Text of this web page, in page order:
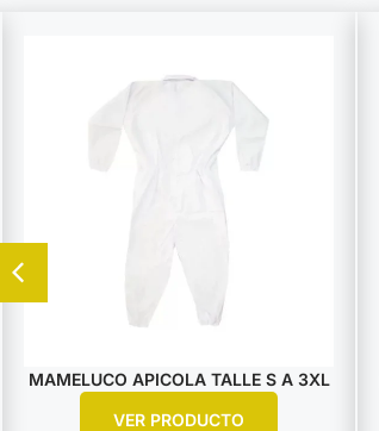
MAMELUCO APICOLA TALLE S A 3XL
VER PRODUCTO